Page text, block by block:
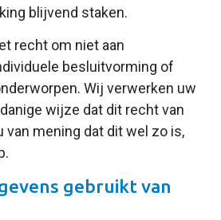
blijvend staken.
recht om niet aan
besluitvorming of
Wij verwerken uw
wijze dat dit recht van
van mening dat dit wel zo is,
gebruikt van